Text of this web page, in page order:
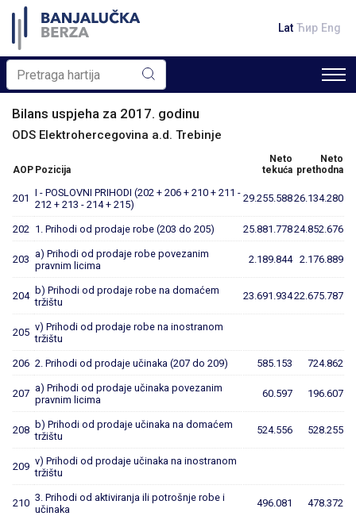
Lat Ћир Eng
Bilans uspjeha za 2017. godinu
ODS Elektrohercegovina a.d. Trebinje
AOP Pozicija
Neto
tekuća
Neto
prethodna
201 I - POSLOVNI PRIHODI (202 + 206 + 210 + 211 -
212 + 213 - 214 + 215)
29.255.58826.134.280
202 1. Prihodi od prodaje robe (203 do 205) 25.881.77824.852.676
203 a) Prihodi od prodaje robe povezanim
pravnim licima
2.189.844 2.176.889
204 b) Prihodi od prodaje robe na domaćem
tržištu
23.691.93422.675.787
205 v) Prihodi od prodaje robe na inostranom
tržištu
206 2. Prihodi od prodaje učinaka (207 do 209) 585.153 724.862
207 a) Prihodi od prodaje učinaka povezanim
pravnim licima
60.597 196.607
208 b) Prihodi od prodaje učinaka na domaćem
tržištu
524.556 528.255
209 v) Prihodi od prodaje učinaka na inostranom
tržištu
210 3. Prihodi od aktiviranja ili potrošnje robe i
učinaka
496.081 478.372